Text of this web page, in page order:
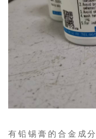
有铅锡膏的合金成